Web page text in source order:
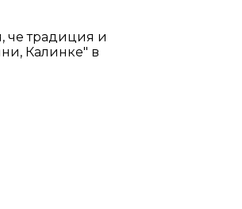
че традиция и
Калинке" в